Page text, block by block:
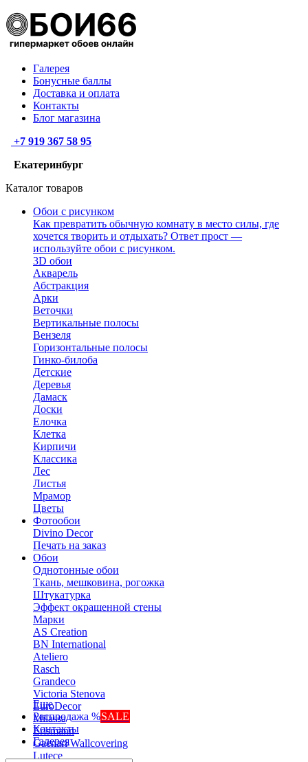
Галерея
Бонусные баллы
Доставка и оплата
Контакты
Блог магазина
+7 919 367 58 95
Екатеринбург
Каталог товаров
Обои с рисунком
Как превратить обычную комнату в место силы, где
хочется творить и отдыхать? Ответ прост —
используйте обои с рисунком.
3D обои
Акварель
Абстракция
Арки
Веточки
Вертикальные полосы
Вензеля
Горизонтальные полосы
Гинко-билоба
Детские
Деревья
Дамаск
Доски
Елочка
Клетка
Кирпичи
Классика
Лес
Листья
Мрамор
Цветы
Фотообои
Divino Decor
Печать на заказ
Обои
Однотонные обои
Ткань, мешковина, рогожка
Штукатурка
Эффект окрашенной стены
Марки
AS Creation
BN International
Ateliero
Rasch
Grandeco
Victoria Stenova
EuroDecor
Milassa
Erismann
Gaenari Wallcovering
Lutece
Еще
Распродажа %SALE
Контакты
Галерея